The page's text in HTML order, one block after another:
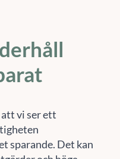
vi ser ett
sparande. Det kan